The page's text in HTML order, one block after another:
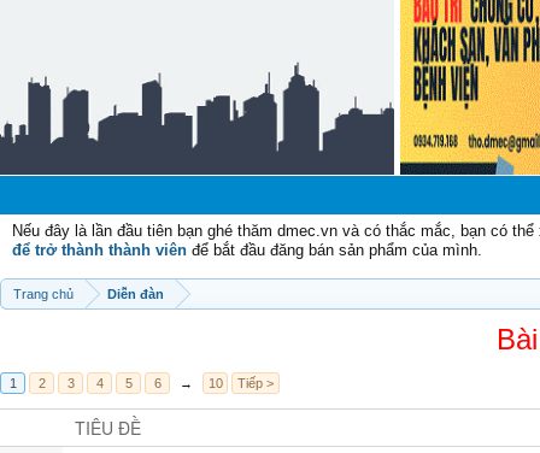
Nếu đây là lần đầu tiên bạn ghé thăm dmec.vn và có thắc mắc, bạn có
để trở thành thành viên để bắt đầu đăng bán sản phẩm của mình.
Trang chủ Diễn đàn
1 2 3 4 5 6 → 10 Tiếp >
TIÊU ĐỀ